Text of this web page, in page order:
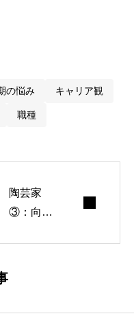
の悩み キャリア観
職種
陶芸家
③：向い